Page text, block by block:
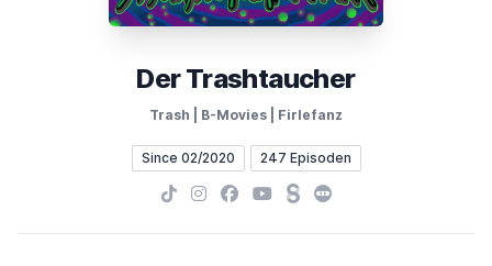
Der Trashtaucher
Trash | B-Movies | Firlefanz
Since 02/2020 247 Episoden
TikTokInstagram
Facebook
YouTube
SteadyLetterboxd